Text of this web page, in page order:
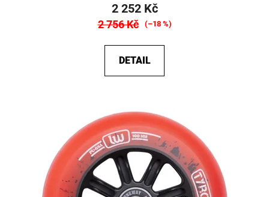
2 252 Kč
2 756 Kč (–18 %)
DETAIL